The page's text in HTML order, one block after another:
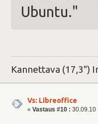
Ubuntu."
Kannettava (17,3")
Vs: Libreoffice
« Vastaus #10 : 30.09.10